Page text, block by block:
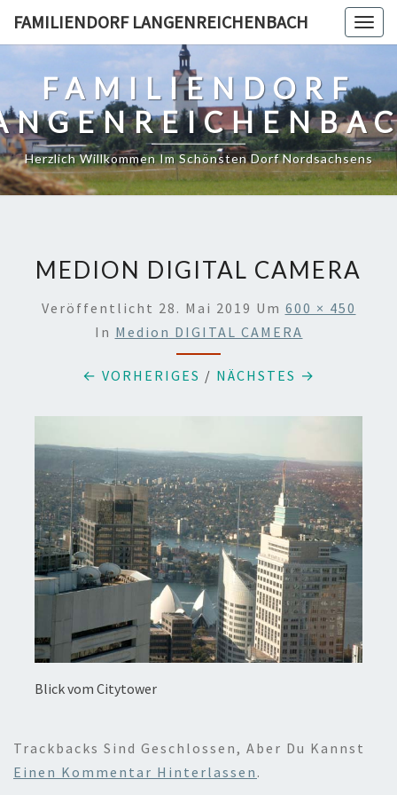
content
FAMILIENDORF LANGENREICHENBACH
FAMILIENDORF
Herzlich Willkommen Im Schönsten Dorf Nordsachsens
MEDION DIGITAL CAMERA
Veröffentlicht 28. Mai 2019 Um 600 × 450
In Medion DIGITAL CAMERA
← VORHERIGES / NÄCHSTES →
Blick vom Citytower
Trackbacks Sind Geschlossen, Aber Du Kannst
Einen Kommentar Hinterlassen .